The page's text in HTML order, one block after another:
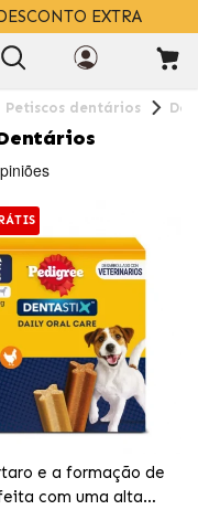
EXTRA
Petiscos dentários
e a formação de
com uma alta
especialistas